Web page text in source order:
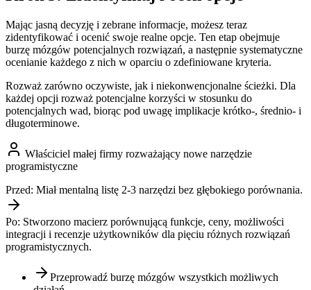
Mając jasną decyzję i zebrane informacje, możesz teraz
zidentyfikować i ocenić swoje realne opcje. Ten etap obejmuje
burzę mózgów potencjalnych rozwiązań, a następnie systematyczne
ocenianie każdego z nich w oparciu o zdefiniowane kryteria.
Rozważ zarówno oczywiste, jak i niekonwencjonalne ścieżki. Dla
każdej opcji rozważ potencjalne korzyści w stosunku do
potencjalnych wad, biorąc pod uwagę implikacje krótko-, średnio- i
długoterminowe.
Właściciel małej firmy rozważający nowe narzędzie
programistyczne
Przed: Miał mentalną listę 2-3 narzędzi bez głębokiego porównania.
Po: Stworzono macierz porównującą funkcje, ceny, możliwości
integracji i recenzje użytkowników dla pięciu różnych rozwiązań
programistycznych.
Przeprowadź burzę mózgów wszystkich możliwych